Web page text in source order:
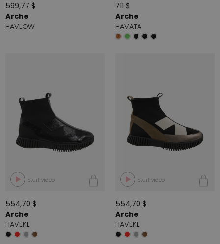
599,77 $
Arche
HAVLOW
711 $
Arche
HAVATA
Start video
554,70 $
Arche
HAVEKE
Start video
554,70 $
Arche
HAVEKE